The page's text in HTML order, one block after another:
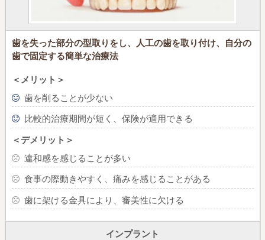
歯を失った部分の型取りをし、
人工の歯を取り付け、自分の
歯で固定する簡単な治療法
＜メリット＞
歯を削ることが少ない
比較的治療期間が短く、保険が適用できる
＜デメリット＞
違和感を感じることが多い
食事の際動きやすく、痛みを感じることがある
歯に架ける金具により、審美性に欠ける
インプラント